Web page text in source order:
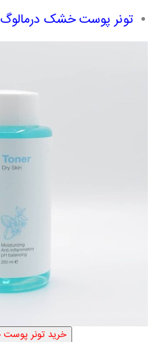
تونر پوست خشک درمالوگ